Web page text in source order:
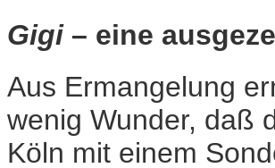
Gigi– eine
Aus Ermangelung
wenig Wunder, daß
Köln mit einem